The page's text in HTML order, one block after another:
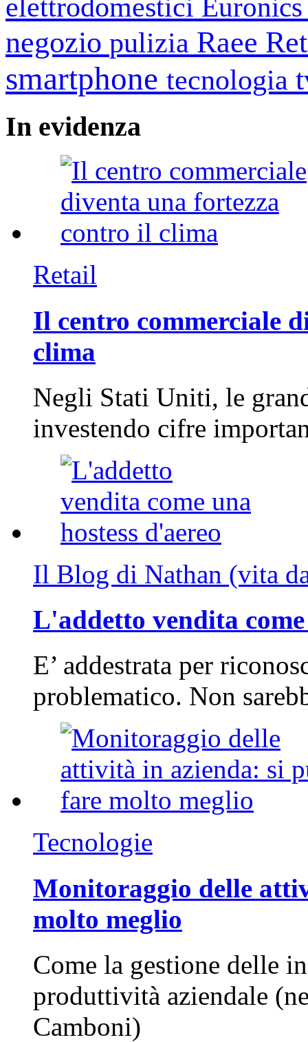
elettrodomestici
negozio pulizia Raee
smartphone tecnologia
In evidenza
Retail
Il centro commerciale
clima
Negli Stati Uniti, le
investendo cifre
Il Blog di Nathan (vita
L'addetto vendita
E’ addestrata per
problematico. Non
Tecnologie
Monitoraggio delle
molto meglio
Come la gestione delle
produttività aziendale
Camboni)